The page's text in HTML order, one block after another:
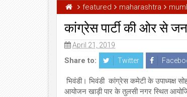
featured maharashtra
कांग्रेस पार्टी की ओर से
April 21, 2019
Share to: Twitter
भिवंडी। भिवंडी कांग्रेस कमेटी के उपाध्यक्ष
आयोजन खाड़ी पार के तुलसी नगर स्थित